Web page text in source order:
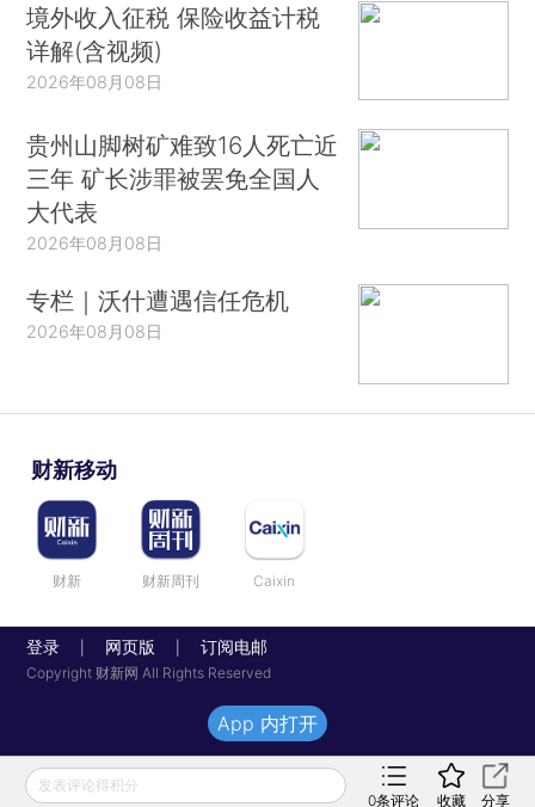
境外收入征税 保险收益计税
详解(含视频)
2026年08月08日
贵州山脚树矿难致16人死亡近
三年 矿长涉罪被罢免全国人
大代表
2026年08月08日
专栏｜沃什遭遇信任危机
2026年08月08日
财新移动
财新 财新周刊 Caixin
登录 网页版 订阅电邮
Copyright 财新网 All Rights Reserved
发表评论得积分
0条评论 收藏 分享
App 内打开